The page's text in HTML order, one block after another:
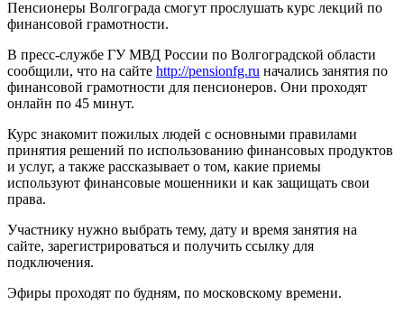
Пенсионеры Волгограда смогут прослушать курс лекций по
финансовой грамотности.
В пресс-службе ГУ МВД России по Волгоградской области
сообщили, что на сайте http://pensionfg.ru начались занятия по
финансовой грамотности для пенсионеров. Они проходят
онлайн по 45 минут.
Курс знакомит пожилых людей с основными правилами
принятия решений по использованию финансовых продуктов
и услуг, а также рассказывает о том, какие приемы
используют финансовые мошенники и как защищать свои
права.
Участнику нужно выбрать тему, дату и время занятия на
сайте, зарегистрироваться и получить ссылку для
подключения.
Эфиры проходят по будням, по московскому времени.